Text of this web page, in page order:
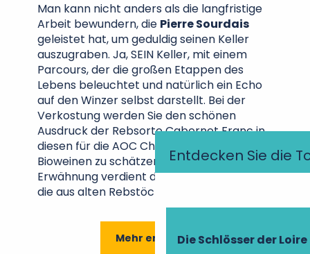
Entdecken Sie die
Die Schlösser der Loire
Man kann nicht anders als die langfristige
Arbeit bewundern, die Pierre Sourdais
geleistet hat, um geduldig seinen Keller
auszugraben. Ja, SEIN Keller, mit einem
Parcours, der die großen Etappen des
Lebens beleuchtet und natürlich ein Echo
auf den Winzer selbst darstellt. Bei der
Verkostung werden Sie den schönen
Ausdruck der Rebsorte Cabernet Franc in
diesen für die AOC Chinon typischen
Bioweinen zu schätzen wissen. Besondere
Erwähnung verdient die Cuvée Stanislas,
die aus alten Rebstöcken hergestellt wird.
Mehr erfahren